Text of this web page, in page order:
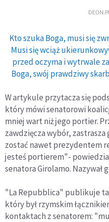
Kto szuka Boga, musi się
Musi się wciąż
przed oczyma i wytrwale
Boga, swój prawdziwy
W artykule przytacza się
który mówi senatorowi
mniej wart niż jego portier.
zawdzięcza wybór,
zostać nawet prezydentem
jesteś portierem"-
senatora Girolamo. Nazywał
"La Repubblica" publikuje
który był rzymskim
kontaktach z senatorem: